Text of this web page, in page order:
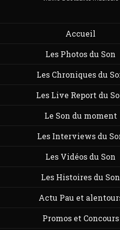
Accueil
Les Photos du Son
Les Chroniques du
Les Live Report du
Le Son du moment
Les Interviews du
Les Vidéos du Son
Les Histoires du Son
Actu Pau et
Promos et Concours